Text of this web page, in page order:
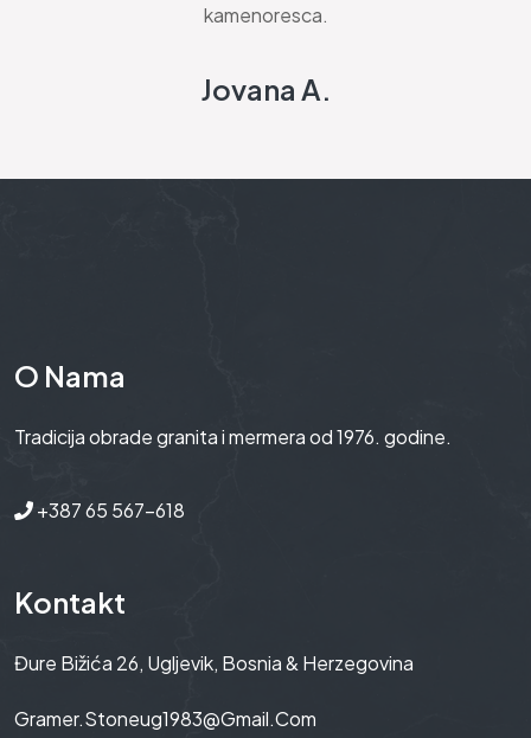
kamenoresca.
Jovana A.
O Nama
Tradicija obrade granita i mermera od 1976. godine.
+387 65 567-618
Kontakt
Đure Bižića 26, Ugljevik, Bosnia & Herzegovina
Gramer.stoneug1983@gmail.com